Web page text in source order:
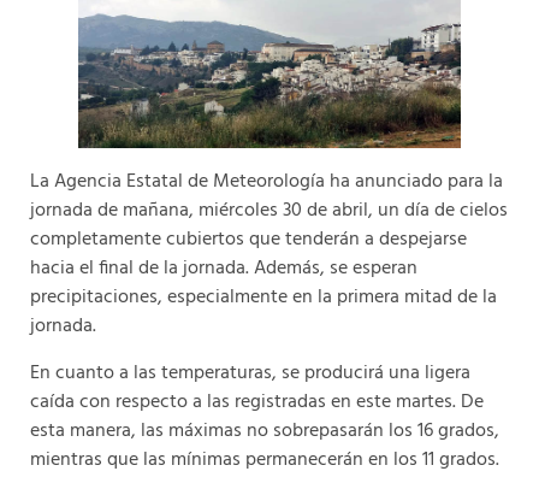
La Agencia Estatal de Meteorología ha anunciado para la
jornada de mañana, miércoles 30 de abril, un día de cielos
completamente cubiertos que tenderán a despejarse
hacia el final de la jornada. Además, se esperan
precipitaciones, especialmente en la primera mitad de la
jornada.
En cuanto a las temperaturas, se producirá una ligera
caída con respecto a las registradas en este martes. De
esta manera, las máximas no sobrepasarán los 16 grados,
mientras que las mínimas permanecerán en los 11 grados.